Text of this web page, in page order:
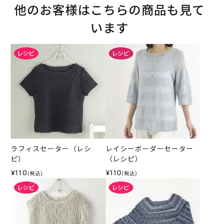
他のお客様はこちらの商品も見て
います
ラフィスセーター（レシ
ピ）
¥110 (税込)
レイシーボーダーセーター
（レシピ）
¥110 (税込)